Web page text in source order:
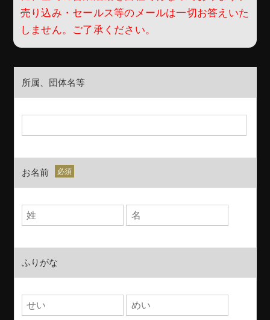
売り込み・セールス等のメールは一切お答えいた
しません。ご了承ください。
所属、団体名等
お名前
ふりがな